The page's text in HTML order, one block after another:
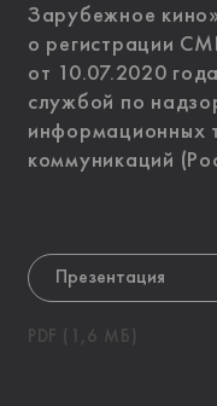
Зарубежное
о регистрации
от 10.07.2020
службой по
информационных
коммуникаций
Презентация
PDF (1,6 МБ)